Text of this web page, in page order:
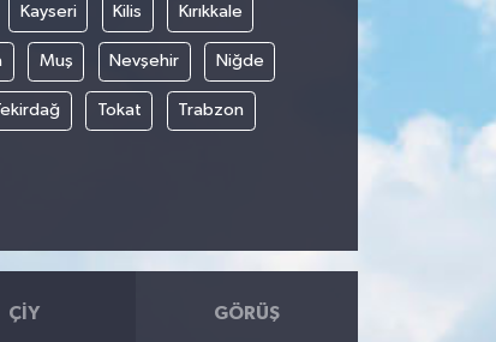
Kayseri Kilis Kırıkkale
Muş Nevşehir Niğde
Tokat Trabzon
ÇIY GÖRÜŞ